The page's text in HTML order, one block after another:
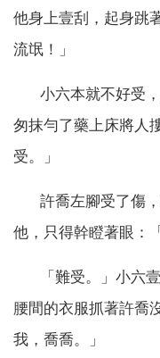
他身上壹刮，起身跳
流氓！」
小六本就不好受，
匆抹勻了藥上床將人
受。」
許喬左腳受了傷，
他，只得幹瞪著眼：
「難受。」小六壹
腰間的衣服抓著許喬
我，喬喬。」